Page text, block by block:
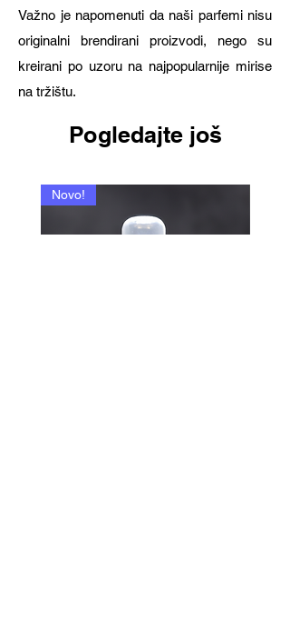
Važno je napomenuti da naši parfemi nisu
originalni brendirani proizvodi, nego su
kreirani po uzoru na najpopularnije mirise
na tržištu.
Pogledajte još
Novo!